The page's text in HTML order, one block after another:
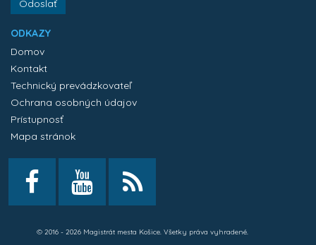
Odoslať
ODKAZY
Domov
Kontakt
Technický prevádzkovateľ
Ochrana osobných údajov
Prístupnosť
Mapa stránok
© 2016 - 2026 Magistrát mesta Košice. Všetky práva vyhradené.